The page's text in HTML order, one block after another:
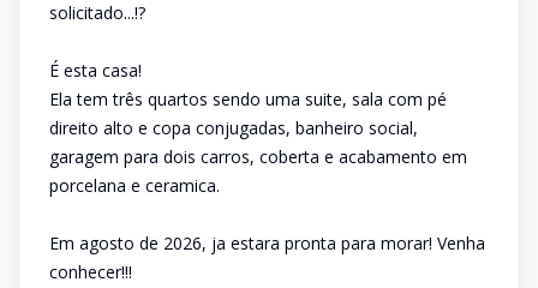
solicitado...!?
É esta casa!
Ela tem três quartos sendo uma suite, sala com pé
direito alto e copa conjugadas, banheiro social,
garagem para dois carros, coberta e acabamento em
porcelana e ceramica.
Em agosto de 2026, ja estara pronta para morar! Venha
conhecer!!!